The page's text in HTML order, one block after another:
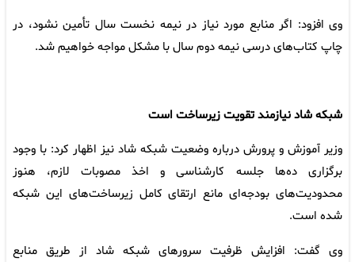
وی افزود: اگر منابع مورد نیاز در نیمه نخست سال تأمین نشود، در
چاپ کتاب‌های درسی نیمه دوم سال با مشکل مواجه خواهیم شد.
شبکه شاد نیازمند تقویت زیرساخت است
وزیر آموزش و پرورش درباره وضعیت شبکه شاد نیز اظهار کرد: با وجود
برگزاری ده‌ها جلسه کارشناسی و اخذ مصوبات لازم، هنوز
محدودیت‌های بودجه‌ای مانع ارتقای کامل زیرساخت‌های این شبکه
شده است.
وی گفت: افزایش ظرفیت سرورهای شبکه شاد از طریق منابع